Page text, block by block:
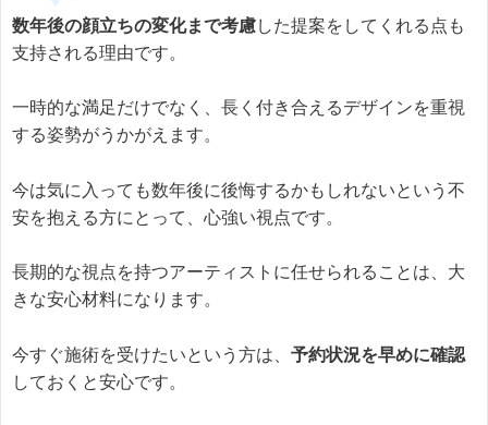
数年後の顔立ちの変化まで考慮した提案をしてくれる点も
支持される理由です。
一時的な満足だけでなく、長く付き合えるデザインを重視
する姿勢がうかがえます。
今は気に入っても数年後に後悔するかもしれないという不
安を抱える方にとって、心強い視点です。
長期的な視点を持つアーティストに任せられることは、大
きな安心材料になります。
今すぐ施術を受けたいという方は、 予約状況を早めに確認
しておくと安心です。